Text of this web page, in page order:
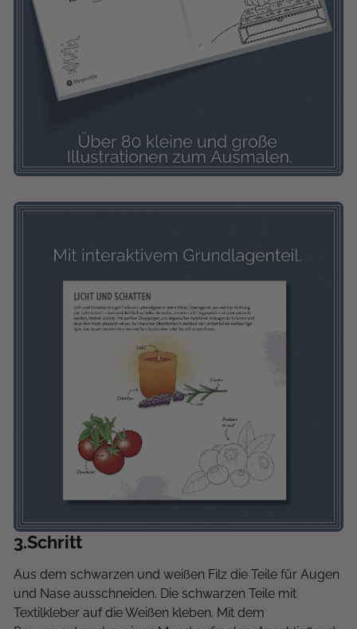
3.Schritt
Aus dem schwarzen und weißen Filz die Teile für Augen
und Nase ausschneiden. Die schwarzen Teile mit
Textilkleber auf die Weißen kleben. Mit dem